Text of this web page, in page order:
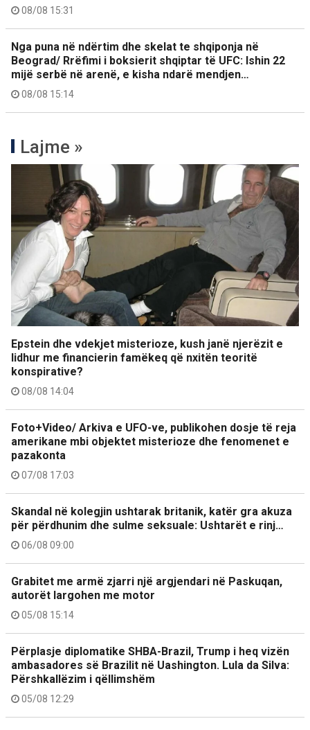
08/08 15:31
Nga puna në ndërtim dhe skelat te shqiponja në
Beograd/ Rrëfimi i boksierit shqiptar të UFC: Ishin 22
mijë serbë në arenë, e kisha ndarë mendjen…
08/08 15:14
Lajme »
Epstein dhe vdekjet misterioze, kush janë njerëzit e
lidhur me financierin famëkeq që nxitën teoritë
konspirative?
08/08 14:04
Foto+Video/ Arkiva e UFO-ve, publikohen dosje të reja
amerikane mbi objektet misterioze dhe fenomenet e
pazakonta
07/08 17:03
Skandal në kolegjin ushtarak britanik, katër gra akuza
për përdhunim dhe sulme seksuale: Ushtarët e rinj…
06/08 09:00
Grabitet me armë zjarri një argjendari në Paskuqan,
autorët largohen me motor
05/08 15:14
Përplasje diplomatike SHBA-Brazil, Trump i heq vizën
ambasadores së Brazilit në Uashington. Lula da Silva:
Përshkallëzim i qëllimshëm
05/08 12:29